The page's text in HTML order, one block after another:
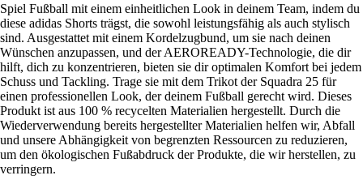
Spiel Fußball mit einem einheitlichen Look in deinem Team, indem du
diese adidas Shorts trägst, die sowohl leistungsfähig als auch stylisch
sind. Ausgestattet mit einem Kordelzugbund, um sie nach deinen
Wünschen anzupassen, und der AEROREADY-Technologie, die dir
hilft, dich zu konzentrieren, bieten sie dir optimalen Komfort bei jedem
Schuss und Tackling. Trage sie mit dem Trikot der Squadra 25 für
einen professionellen Look, der deinem Fußball gerecht wird. Dieses
Produkt ist aus 100 % recycelten Materialien hergestellt. Durch die
Wiederverwendung bereits hergestellter Materialien helfen wir, Abfall
und unsere Abhängigkeit von begrenzten Ressourcen zu reduzieren,
um den ökologischen Fußabdruck der Produkte, die wir herstellen, zu
verringern.